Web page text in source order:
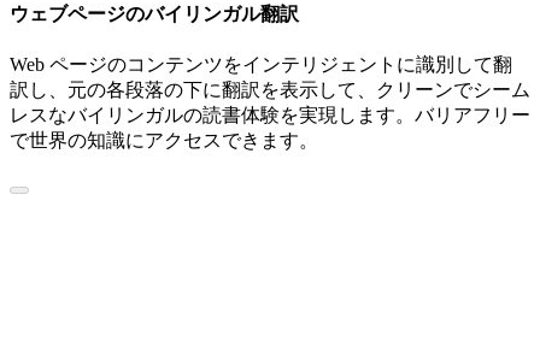
ウェブページのバイリンガル翻訳
Web ページのコンテンツをインテリジェントに識別して翻
訳し、元の各段落の下に翻訳を表示して、クリーンでシーム
レスなバイリンガルの読書体験を実現します。バリアフリー
で世界の知識にアクセスできます。